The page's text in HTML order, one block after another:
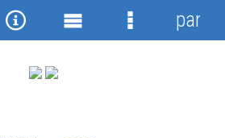
NarzędziaMenu
Menu
panel